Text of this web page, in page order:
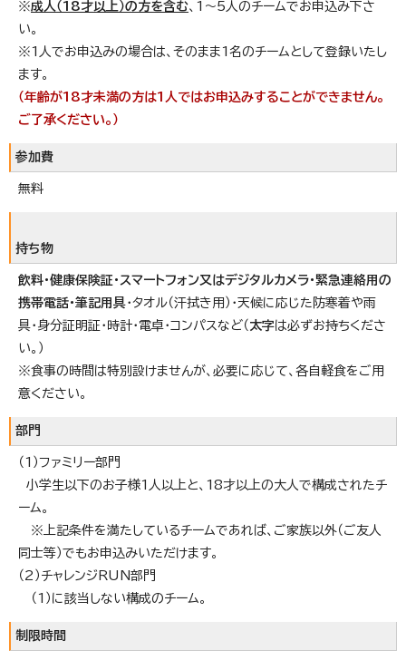
※成人（18才以上）の方を含む、1～5人のチームでお申込み下さ
い。
※1人でお申込みの場合は、そのまま1名のチームとして登録いたし
ます。
（年齢が18才未満の方は1人ではお申込みすることができません。
ご了承ください。）
参加費
無料
持ち物
飲料・健康保険証・スマートフォン又はデジタルカメラ・緊急連絡用の
携帯電話・筆記用具・タオル（汗拭き用）・天候に応じた防寒着や雨
具・身分証明証・時計・電卓・コンパスなど（ 太字は必ずお持ちくださ
い。）
※食事の時間は特別設けませんが、必要に応じて、各自軽食をご用
意ください。
部門
（1）ファミリー部門
小学生以下のお子様1人以上と、18才以上の大人で構成されたチ
ーム。
※上記条件を満たしているチームであれば、ご家族以外（ご友人
同士等）でもお申込みいただけます。
（2）チャレンジRUN部門
（1）に該当しない構成のチーム。
制限時間